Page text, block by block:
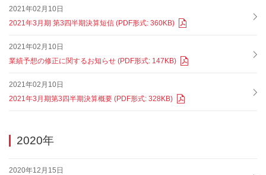
2021年02月10日
2021年3月期 第3四半期決算短信 (PDF形式: 360KB)
2021年02月10日
業績予想の修正に関するお知らせ (PDF形式: 147KB)
2021年02月10日
2021年3月期第3四半期決算概要 (PDF形式: 328KB)
2020年
2020年12月15日